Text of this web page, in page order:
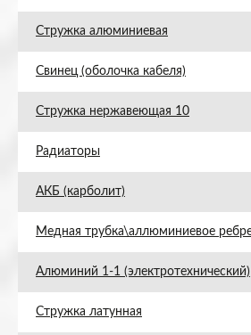
Стружка алюминиевая
Свинец (оболочка кабеля)
Стружка нержавеющая 10
Радиаторы
АКБ (карболит)
Медная трубка\аллюминиевое
Алюминий 1-1 (электротехнический)
Стружка латунная